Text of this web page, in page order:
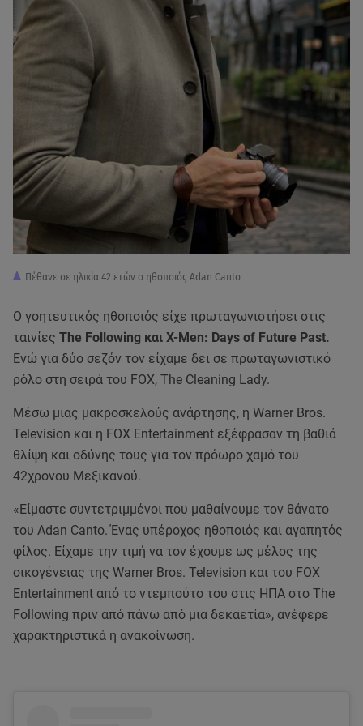
Πέθανε σε ηλικία 42 ετών ο ηθοποιός Adan Canto
Ο γοητευτικός ηθοποιός είχε πρωταγωνιστήσει στις
ταινίες The Following και X-Men: Days of Future Past.
Ενώ για δύο σεζόν τον είχαμε δει σε πρωταγωνιστικό
ρόλο στη σειρά του FOX, The Cleaning Lady.
Μέσω μιας μακροσκελούς ανάρτησης, η Warner Bros.
Television και η FOX Entertainment εξέφρασαν τη βαθιά
θλίψη και οδύνης τους για τον πρόωρο χαμό του
42χρονου Μεξικανού.
«Είμαστε συντετριμμένοι που μαθαίνουμε τον θάνατο
του Adan Canto. Ένας υπέροχος ηθοποιός και αγαπητός
φίλος. Είχαμε την τιμή να τον έχουμε ως μέλος της
οικογένειας της Warner Bros. Television και του FOX
Entertainment από το ντεμπούτο του στις ΗΠΑ στο The
Following πριν από πάνω από μια δεκαετία», ανέφερε
χαρακτηριστικά η ανακοίνωση.